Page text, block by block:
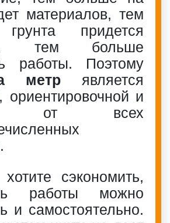
материалов, тем
придется
тем больше
работы. Поэтому
метр является
ориентировочной и
от всех
сэкономить,
работы можно
и самостоятельно.